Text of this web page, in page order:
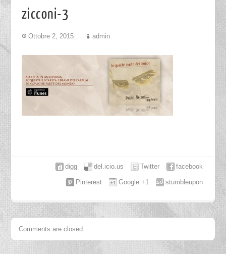
zicconi-3
Ottobre 2, 2015 admin
facebook
Twitter
del.icio.us
digg
stumbleupon
Google +1
Pinterest
Comments are closed.